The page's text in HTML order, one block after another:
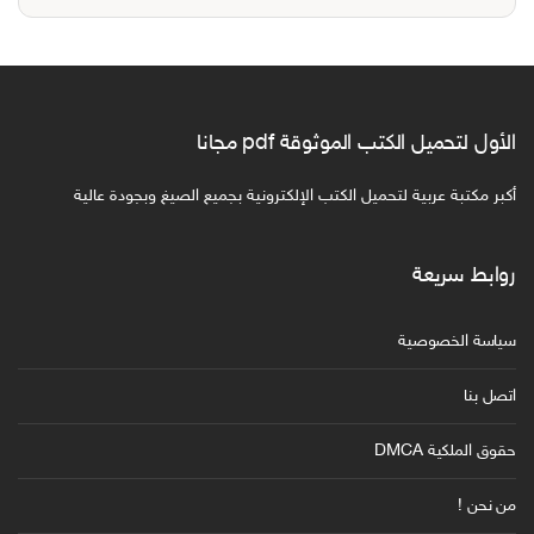
الأول لتحميل الكتب الموثوقة pdf مجانا
أكبر مكتبة عربية لتحميل الكتب الإلكترونية بجميع الصيغ وبجودة عالية
روابط سريعة
سياسة الخصوصية
اتصل بنا
حقوق الملكية DMCA
من نحن !